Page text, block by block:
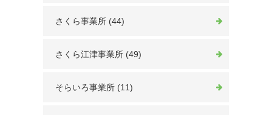
さくら事業所 (44)
さくら江津事業所 (49)
そらいろ事業所 (11)